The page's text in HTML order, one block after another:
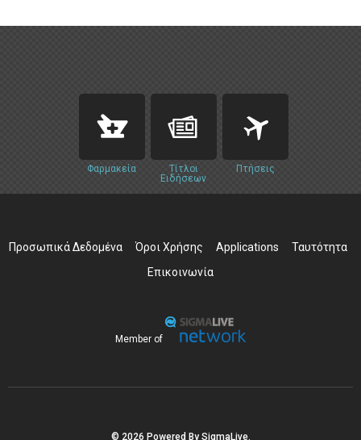
Φαρμακεία
Τίτλοι
Ειδήσεων
Πτήσεις
Προσωπικά Δεδομένα Όροι Χρήσης Applications
Ταυτότητα
Επικοινωνία
Member of
© 2026 Powered By SigmaLive.